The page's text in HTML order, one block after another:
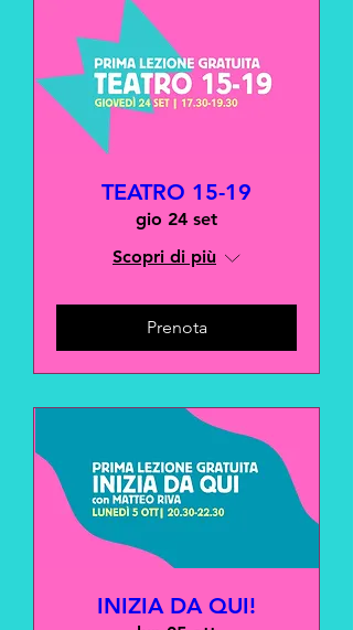
TEATRO 15-19
gio 24 set
Scopri di più
Prenota
INIZIA DA QUI!